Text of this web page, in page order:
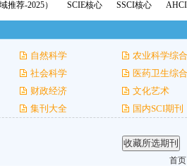
推荐-2025）
SCIE核心 SSCI核心
自然科学
农业科学综合
社会科学
医药卫生综合
财政经济
文化艺术
集刊大全 国内SCI期刊
首